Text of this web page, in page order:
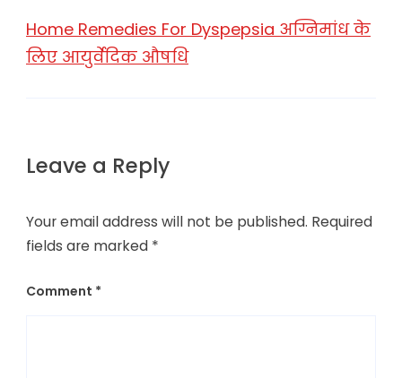
Home Remedies For Dyspepsia अग्निमांध के
लिए आयुर्वेदिक औषधि
Leave a Reply
Your email address will not be published. Required
fields are marked *
Comment *